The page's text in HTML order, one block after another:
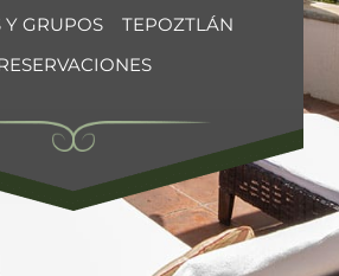
Y GRUPOS
TEPOZTLÁN